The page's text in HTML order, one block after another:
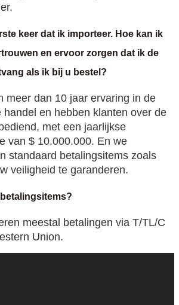
keer dat ik importeer. Hoe kan ik
en ervoor zorgen dat ik de
als ik bij u bestel?
meer dan 10 jaar ervaring in de
handel en hebben klanten over de
met een jaarlijkse
van $ 10.000.000. En we
standaard betalingsitems zoals
veiligheid te garanderen.
meestal betalingen via T/TL/C
Union.